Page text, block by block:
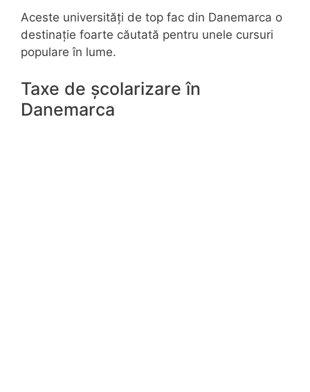
Aceste universități de top fac din Danemarca o
destinație foarte căutată pentru unele cursuri
populare în lume.
Taxe de școlarizare în
Danemarca